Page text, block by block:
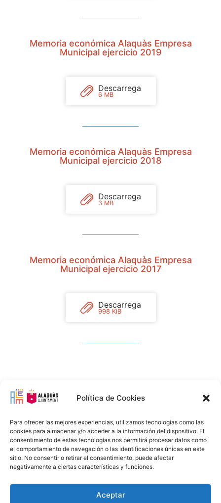
Política de Cookies
Para ofrecer las mejores experiencias, utilizamos tecnologías como las
cookies para almacenar y/o acceder a la información del dispositivo. El
consentimiento de estas tecnologías nos permitirá procesar datos como
el comportamiento de navegación o las identificaciones únicas en este
sitio. No consentir o retirar el consentimiento, puede afectar
negativamente a ciertas características y funciones.
Aceptar
Memoria económica Alaquàs Empresa
Municipal ejercicio 2019
Descarrega
6 MB
Memoria económica Alaquàs Empresa
Municipal ejercicio 2018
Descarrega
3 MB
Memoria económica Alaquàs Empresa
Municipal ejercicio 2017
Descarrega
998 KiB
Política Cookies